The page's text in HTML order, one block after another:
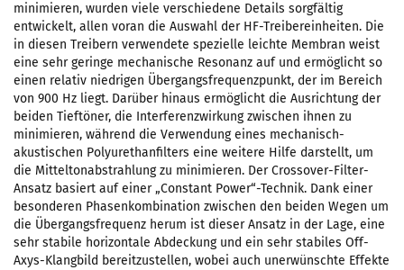
minimieren, wurden viele verschiedene Details sorgfältig
entwickelt, allen voran die Auswahl der HF-Treibereinheiten. Die
in diesen Treibern verwendete spezielle leichte Membran weist
eine sehr geringe mechanische Resonanz auf und ermöglicht so
einen relativ niedrigen Übergangsfrequenzpunkt, der im Bereich
von 900 Hz liegt. Darüber hinaus ermöglicht die Ausrichtung der
beiden Tieftöner, die Interferenzwirkung zwischen ihnen zu
minimieren, während die Verwendung eines mechanisch-
akustischen Polyurethanfilters eine weitere Hilfe darstellt, um
die Mitteltonabstrahlung zu minimieren. Der Crossover-Filter-
Ansatz basiert auf einer „Constant Power“-Technik. Dank einer
besonderen Phasenkombination zwischen den beiden Wegen um
die Übergangsfrequenz herum ist dieser Ansatz in der Lage, eine
sehr stabile horizontale Abdeckung und ein sehr stabiles Off-
Axys-Klangbild bereitzustellen, wobei auch unerwünschte Effekte